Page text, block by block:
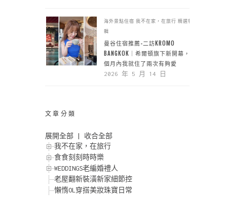
海外景點住宿 我不在家，在旅行 精選特
輯
曼谷住宿推薦-二訪KROMO
BANGKOK｜希爾頓旗下新開幕，一
個月內我就住了兩次有夠愛
2026 年 5 月 14 日
文章分類
展開全部
收合全部
我不在家，在旅行
食食刻刻時時樂
WEDDINGS老編婚禮人
老屋翻新裝潢新家細節控
懶惰OL穿搭美妝珠寶日常